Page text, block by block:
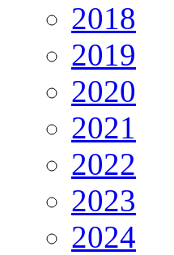
2018
2019
2020
2021
2022
2023
2024